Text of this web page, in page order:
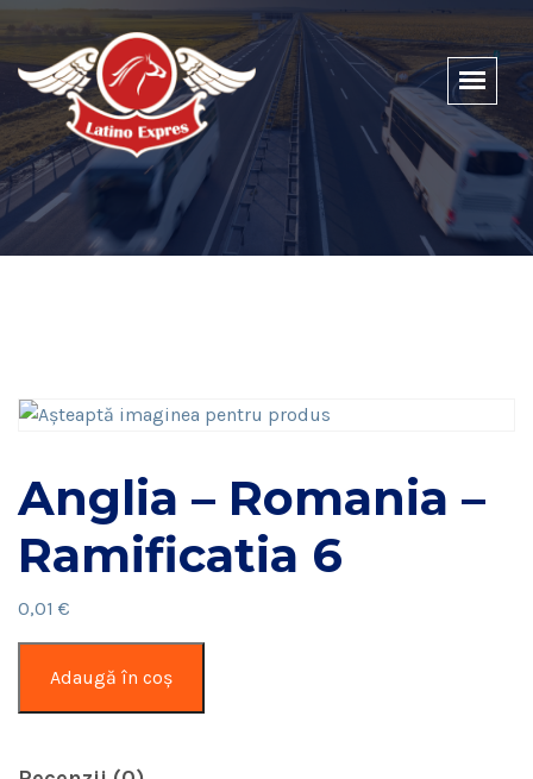
Anglia – Romania –
Ramificatia 6
0,01 €
Anglia
–
Adaugă în coș